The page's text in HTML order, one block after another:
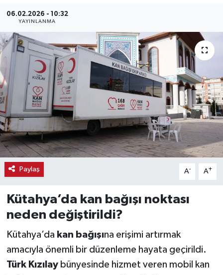
06.02.2026 - 10:32
YAYINLANMA
Paylaş A- A+
Kütahya’da kan bağışı noktası
neden değiştirildi?
Kütahya’da kan bağışına erişimi artırmak
amacıyla önemli bir düzenleme hayata geçirildi.
Türk Kızılaybünyesinde hizmet veren mobil kan
Haber İlanlar
Kültür-Sanat
Magazin
Resmi İlanlar
Sağlık
Siyaset
Spor
Teknoloji